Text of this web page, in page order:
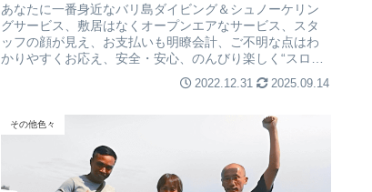
あなたに一番身近なバリ島ダイビング＆シュノーケリン
グサービス、敷居はなくオープンエアなサービス、スタ
ッフの顔が見え、お支払いも明瞭会計、ご不明な点はわ
かりやすくお応え、安全・安心、のんびり楽しく“スロー
ダイブ”でご案内しております！
2022.12.31 2025.09.14
その他色々